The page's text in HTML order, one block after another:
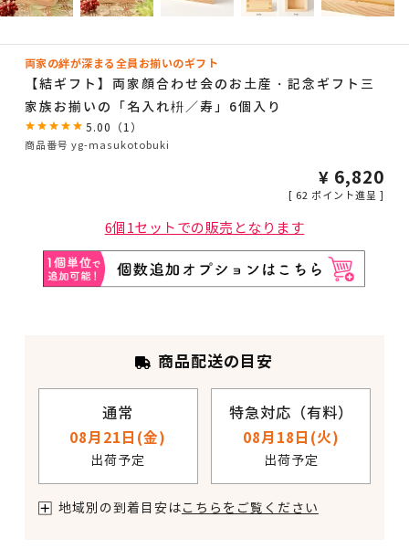
両家の絆が深まる全員お揃いのギフト
【結ギフト】両家顔合わせ会のお土産・記念ギフト三
家族お揃いの「名入れ枡／寿」6個入り
5.00 （ 1 ）
商品番号 yg-masukotobuki
¥ 6,820
[ 62 ポイント進呈 ]
6個1セットでの販売となります
商品配送の目安
通常
08月21日(金)
出荷予定
特急対応（有料）
08月18日(火)
出荷予定
地域別の到着目安はこちらをご覧ください